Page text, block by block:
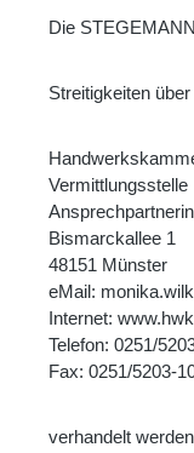
Die
Streitigkeiten
Vermittlungsstelle
Bismarckallee 1
48151 Münster
eMail:
Internet:
Telefon: 0251/
Fax: 0251/5203-
verhandelt